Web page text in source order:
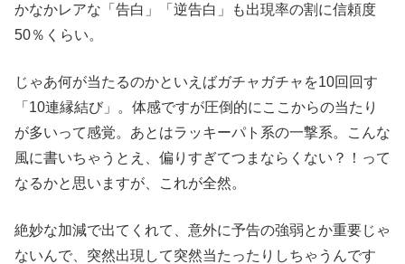
かなかレアな「告白」「逆告白」も出現率の割に信頼度
50％くらい。
じゃあ何が当たるのかといえばガチャガチャを10回回す
「10連縁結び」。体感ですが圧倒的にここからの当たり
が多いって感覚。あとはラッキーパト系の一撃系。こんな
風に書いちゃうとえ、偏りすぎてつまならくない？！って
なるかと思いますが、これが全然。
絶妙な加減で出てくれて、意外に予告の強弱とか重要じゃ
ないんで、突然出現して突然当たったりしちゃうんです